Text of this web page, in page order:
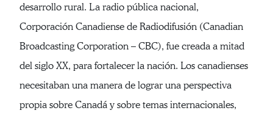
desarrollo rural. La radio pública nacional,
Corporación Canadiense de Radiodifusión (Canadian
Broadcasting Corporation – CBC), fue creada a mitad
del siglo XX, para fortalecer la nación. Los canadienses
necesitaban una manera de lograr una perspectiva
propia sobre Canadá y sobre temas internacionales,